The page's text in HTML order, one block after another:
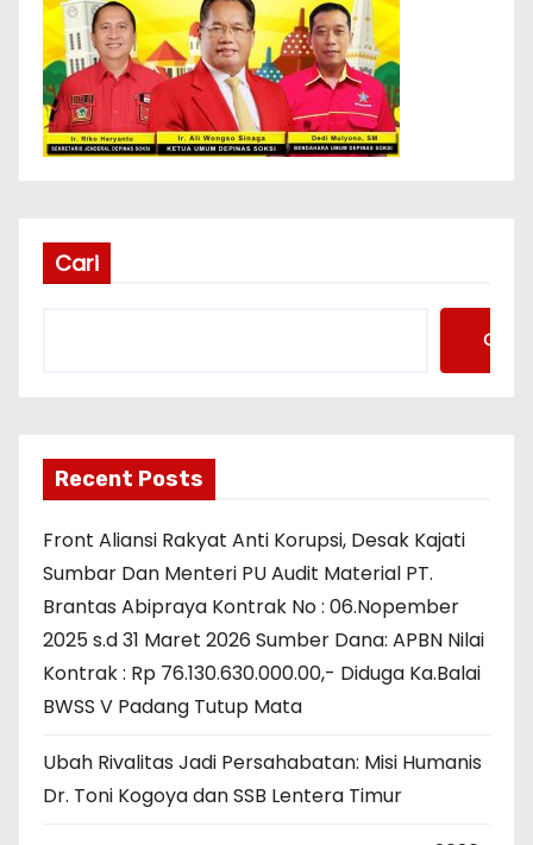
Cari
Cari
Recent Posts
Front Aliansi Rakyat Anti Korupsi, Desak Kajati
Sumbar Dan Menteri PU Audit Material PT.
Brantas Abipraya Kontrak No : 06.Nopember
2025 s.d 31 Maret 2026 Sumber Dana: APBN Nilai
Kontrak : Rp 76.130.630.000.00,- Diduga Ka.Balai
BWSS V Padang Tutup Mata
Ubah Rivalitas Jadi Persahabatan: Misi Humanis
Dr. Toni Kogoya dan SSB Lentera Timur